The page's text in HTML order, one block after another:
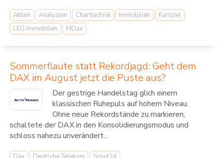
Aktien Analysten Charttechnik Immobilien
Kursziel
LEG Immobilien
MDax
Sommerflaute statt Rekordjagd: Geht dem
DAX im August jetzt die Puste aus?
Der gestrige Handelstag glich einem
klassischen Ruhepuls auf hohem Niveau.
Ohne neue Rekordstände zu markieren,
schaltete der DAX in den Konsolidierungsmodus und
schloss nahezu unverändert...